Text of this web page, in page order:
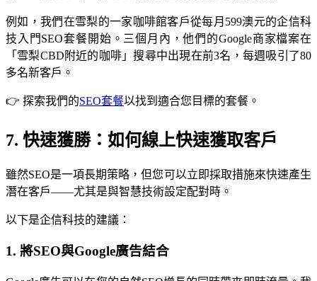
例如，我們在雪梨的一家咖啡館客戶從每月599澳元的企信科
技入門SEO套餐開始。三個月內，他們的Google商家檔案在
「雪梨CBD附近的咖啡」搜尋中出現在前3名，每週吸引了80
多名新客戶。
👉 探索我們的SEO套餐以找到適合您目標的套餐。
7. 快速獲勝：如何線上快速獲取客戶
雖然SEO是一項長期策略，但您可以立即採取措施來快速產生
潛在客戶——尤其是與智慧技術設定配對時。
以下是企信科技的建議：
1. 將SEO與Google廣告結合